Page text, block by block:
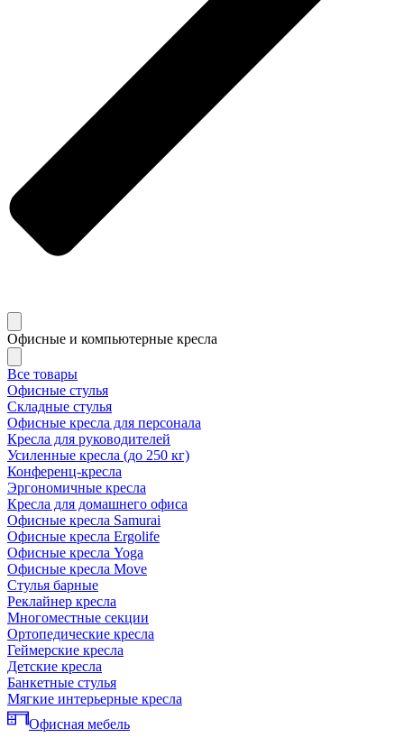
Офисные и компьютерные кресла
Все товары
Офисные стулья
Складные стулья
Офисные кресла для персонала
Кресла для руководителей
Усиленные кресла (до 250 кг)
Конференц-кресла
Эргономичные кресла
Кресла для домашнего офиса
Офисные кресла Samurai
Офисные кресла Ergolife
Офисные кресла Yoga
Офисные кресла Move
Стулья барные
Реклайнер кресла
Многоместные секции
Ортопедические кресла
Геймерские кресла
Детские кресла
Банкетные стулья
Мягкие интерьерные кресла
Офисная мебель